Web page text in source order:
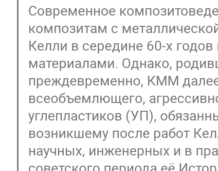
Современное
композитам с
Келли в середине 60-х
материалами. Однако,
преждевременно, КММ далее
всеобъемлющего,
углепластиков (УП),
возникшему после работ
научных, инженерных и в